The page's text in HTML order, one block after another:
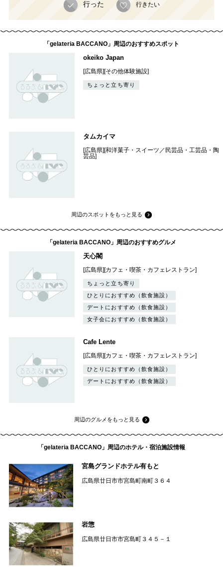
行った 行きたい
「gelateria BACCANO」周辺のおすすめスポット
okeiko Japan
[広島県][その他体験施設]
ちょっと立ち寄り
タムカイマ
[広島県][和洋菓子・スイーツ／民芸品・工芸品・陶
芸品]
周辺のスポットをもっと見る
「gelateria BACCANO」周辺のおすすめグルメ
天心閣
[広島県][カフェ・喫茶・カフェレストラン]
ちょっと立ち寄り
ひとりにおすすめ（飲食施設）
デートにおすすめ（飲食施設）
女子会におすすめ（飲食施設）
Cafe Lente
[広島県][カフェ・喫茶・カフェレストラン]
ひとりにおすすめ（飲食施設）
デートにおすすめ（飲食施設）
周辺のグルメをもっと見る
「gelateria BACCANO」周辺のホテル・宿泊施設情報
宮島グランドホテル有もと
広島県廿日市市宮島町南町３６４
岩惣
広島県廿日市市宮島町３４５－１